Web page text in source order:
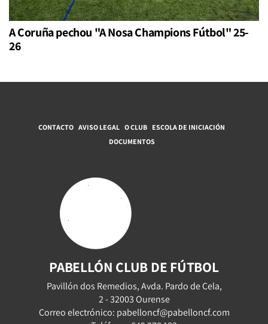
A Coruña pechou "A Nosa Champions Fútbol" 25-
26
CONTACTO AVISO LEGAL O CLUB ESCOLA DE INICIACIÓN
DOCUMENTOS
PABELLÓN CLUB DE FÚTBOL
Pavillón dos Remedios, Avda. Pardo de Cela,
2 - 32003 Ourense
Correo electrónico: pabelloncf@pabelloncf.com